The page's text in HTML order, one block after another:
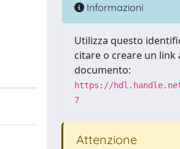
Informazioni
Utilizza questo
citare o creare un link
documento:
https://
7
Attenzione